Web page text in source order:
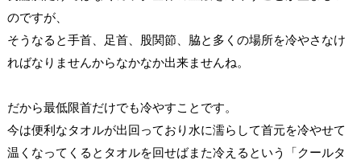
のですが、
そうなると手首、足首、股関節、脇と多くの場所を冷やさなけ
ればなりませんからなかなか出来ませんね。
だから最低限首だけでも冷やすことです。
今は便利なタオルが出回っており水に濡らして首元を冷やせて
温くなってくるとタオルを回せばまた冷えるという「クールタ